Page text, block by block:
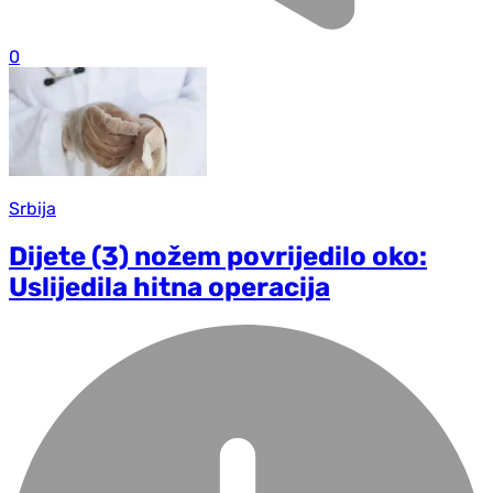
0
Srbija
Dijete (3) nožem povrijedilo oko:
Uslijedila hitna operacija